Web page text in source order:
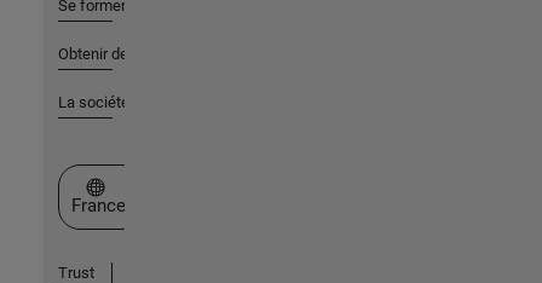
Se former
Obtenir de l'aide
La société
Sélectionner un site web
France
Trust